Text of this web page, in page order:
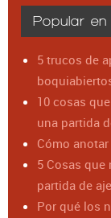
Popular
5 trucos de
10 cosas
una partida
Cómo
5 Cosas
partida de
Por qué los